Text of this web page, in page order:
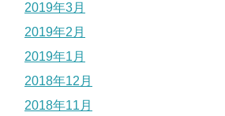
2019年3月
2019年2月
2019年1月
2018年12月
2018年11月